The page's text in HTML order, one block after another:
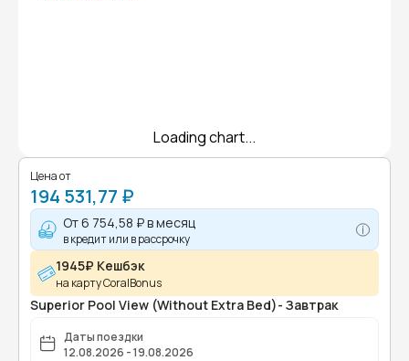
Loading chart...
Цена от
194 531,77 ₽
От6 754,58 ₽в месяц
в кредит или в рассрочку
1945₽ Кешбэк
на карту CoralBonus
Superior Pool View (Without Extra Bed)- Завтрак
Даты поездки
12.08.2026 - 19.08.2026